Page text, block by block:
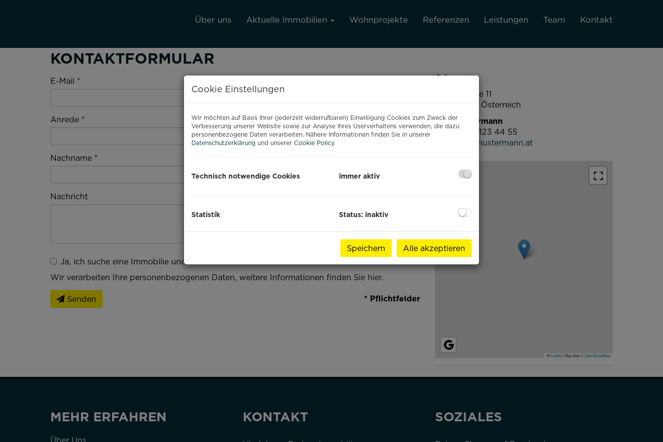
Über uns Aktuelle Immobilien Wohnprojekte Referenzen Leistungen Team Kontakt
KONTAKTFORMULAR
E-Mail
Anrede Vorname
Nachname
Nachricht
Ja, ich suche eine Immobilie und ersuche um Kontaktaufnahme!
Wir verarbeiten Ihre personenbezogenen Daten, weitere Informationen finden Sie hier.
Senden
* Pflichtfelder
Adresse
Mustergasse 11
1060 Wien, Österreich
Max Mustermann
+43 664 123 44 55
office@mustermann.at
Leaflet| Map data ©OpenStreetMap
MEHR ERFAHREN KONTAKT SOZIALES
Cookie Einstellungen
Wir möchten auf Basis Ihrer (jederzeit widerrufbaren) Einwilligung Cookies zum Zweck der
Verbesserung unserer Website sowie zur Analyse Ihres Userverhaltens verwenden, die dazu
personenbezogene Daten verarbeiten. Nähere Informationen finden Sie in unserer
Datenschutzerklärung und unserer Cookie Policy.
Technisch notwendige Cookies immer aktiv
Statistik Status: inaktiv
Speichern Alle akzeptieren